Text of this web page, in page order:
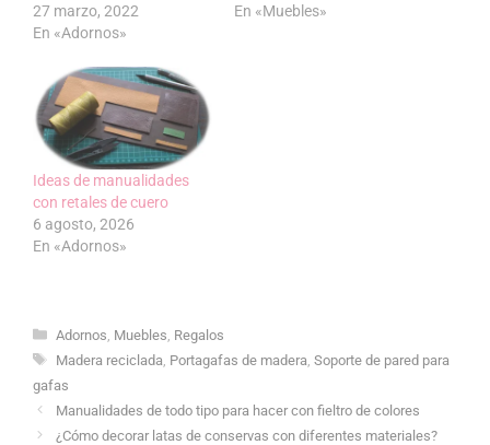
27 marzo, 2022
En «Adornos»
En «Muebles»
Ideas de manualidades
con retales de cuero
6 agosto, 2026
En «Adornos»
Categorías
Adornos Muebles Regalos
Etiquetas
Madera reciclada Portagafas de madera Soporte de pared para
gafas
Manualidades de todo tipo para hacer con fieltro de colores
¿Cómo decorar latas de conservas con diferentes materiales?